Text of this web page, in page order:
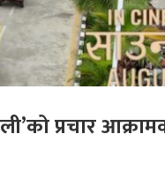
प्रचार